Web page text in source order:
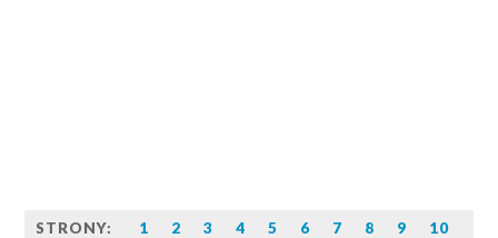
STRONY: 1 2 3 4 5 6 7 8 9 10